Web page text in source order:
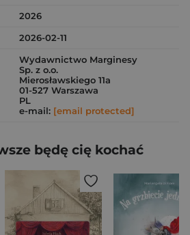
2026
2026-02-11
Wydawnictwo Marginesy
Sp. z o.o.
Mierosławskiego 11a
01-527 Warszawa
PL
e-mail: [email protected]
będę cię kochać